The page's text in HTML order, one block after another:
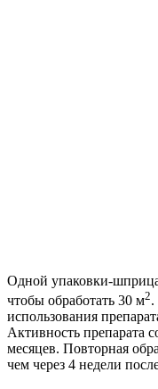
Одной упаковки-
чтобы обработать 30 м2.
использования
Активность препарата
месяцев. Повторная
чем через 4 недели